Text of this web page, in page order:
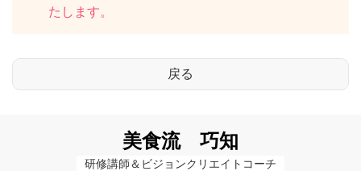
たします。
美食流 巧知
研修講師＆ビジョンクリエイトコーチ